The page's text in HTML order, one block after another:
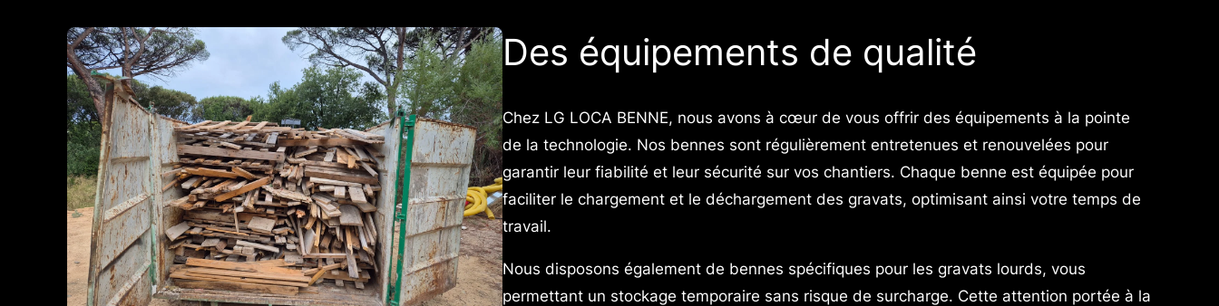
Des équipements de qualité
Chez LG LOCA BENNE, nous avons à cœur de vous offrir des équipements à la pointe
de la technologie. Nos bennes sont régulièrement entretenues et renouvelées pour
garantir leur fiabilité et leur sécurité sur vos chantiers. Chaque benne est équipée pour
faciliter le chargement et le déchargement des gravats, optimisant ainsi votre temps de
travail.
Nous disposons également de bennes spécifiques pour les gravats lourds, vous
permettant un stockage temporaire sans risque de surcharge. Cette attention portée à la